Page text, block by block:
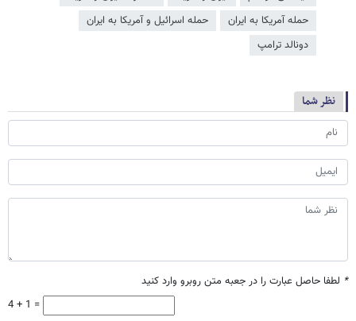
حمله آمریکا به ایران
حمله اسرائیل و آمریکا به ایران
دونالد ترامپ
نظر شما
* لطفا حاصل عبارت را در جعبه متن روبرو وارد کنید
4 + 1 =